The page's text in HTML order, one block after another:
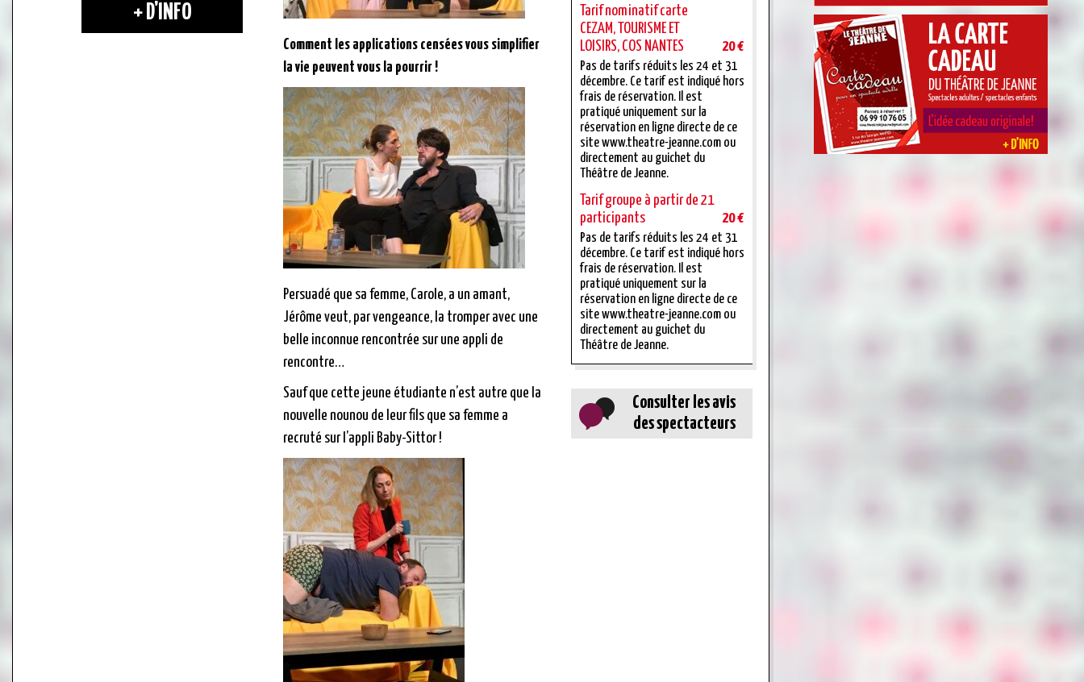
+ D'INFO
Comment les applications censées vous simplifier
la vie peuvent vous la pourrir !
Persuadé que sa femme, Carole, a un amant,
Jérôme veut, par vengeance, la tromper avec une
belle inconnue rencontrée sur une appli de
rencontre…
Sauf que cette jeune étudiante n’est autre que la
nouvelle nounou de leur fils que sa femme a
recruté sur l’appli Baby-Sittor !
Tarif nominatif carte
CEZAM, TOURISME ET
LOISIRS, COS NANTES
20 €
Pas de tarifs réduits les 24 et 31
décembre. Ce tarif est indiqué hors
frais de réservation. Il est
pratiqué uniquement sur la
réservation en ligne directe de ce
site www.theatre-jeanne.com ou
directement au guichet du
Théâtre de Jeanne.
Tarif groupe à partir de 21
participants
20 €
Pas de tarifs réduits les 24 et 31
décembre. Ce tarif est indiqué hors
frais de réservation. Il est
pratiqué uniquement sur la
réservation en ligne directe de ce
site www.theatre-jeanne.com ou
directement au guichet du
Théâtre de Jeanne.
Consulter les avis
des spectacteurs